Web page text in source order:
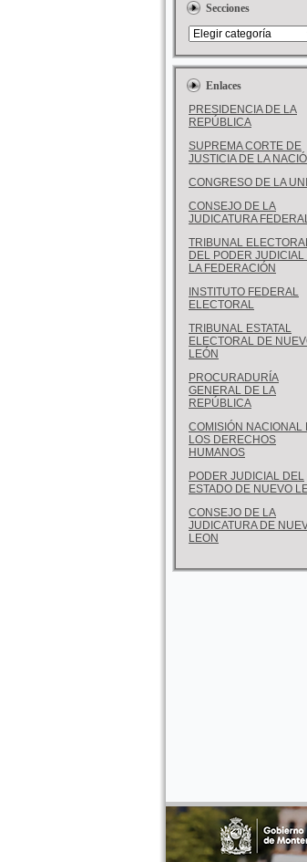
Secciones
Enlaces
PRESIDENCIA DE LA
REPÚBLICA
SUPREMA CORTE DE
JUSTICIA DE LA
CONGRESO DE LA
CONSEJO DE LA
JUDICATURA FEDERAL
TRIBUNAL ELECTORAL
DEL PODER JUDICIAL
LA FEDERACIÓN
INSTITUTO FEDERAL
ELECTORAL
TRIBUNAL ESTATAL
ELECTORAL DE
LEÓN
PROCURADURÍA
GENERAL DE LA
REPÚBLICA
COMISIÓN NACIONAL
LOS DERECHOS
HUMANOS
PODER JUDICIAL DEL
ESTADO DE NUEVO
CONSEJO DE LA
JUDICATURA DE
LEON